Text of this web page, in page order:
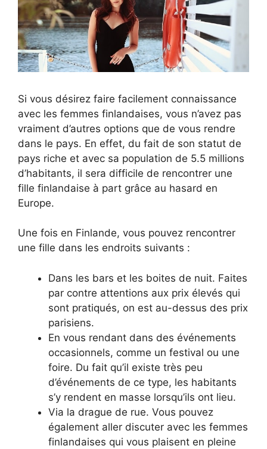
Si vous désirez faire facilement connaissance
avec les femmes finlandaises, vous n’avez pas
vraiment d’autres options que de vous rendre
dans le pays. En effet, du fait de son statut de
pays riche et avec sa population de 5.5 millions
d’habitants, il sera difficile de rencontrer une
fille finlandaise à part grâce au hasard en
Europe.
Une fois en Finlande, vous pouvez rencontrer
une fille dans les endroits suivants :
Dans les bars et les boites de nuit. Faites
par contre attentions aux prix élevés qui
sont pratiqués, on est au-dessus des prix
parisiens.
En vous rendant dans des événements
occasionnels, comme un festival ou une
foire. Du fait qu’il existe très peu
d’événements de ce type, les habitants
s’y rendent en masse lorsqu’ils ont lieu.
Via la drague de rue. Vous pouvez
également aller discuter avec les femmes
finlandaises qui vous plaisent en pleine